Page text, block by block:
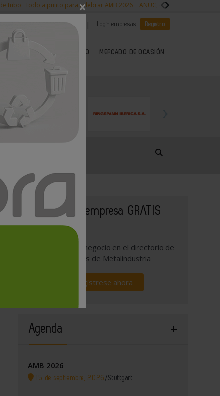
tubo Todo a punto para celebrar AMB 2026 FANUC, colaboración con
Es noticia | CANAL EMPLEO | Login empresas Registro
SECTOR DEL METAL KIOSCO MERCADO DE OCASIÓN
Publique su empresa GRATIS
Promocione su negocio en el directorio de
empresas de Metalindustria
Regístrese ahora
Agenda
AMB 2026
15 de septiembre, 2026 /Stuttgart
×